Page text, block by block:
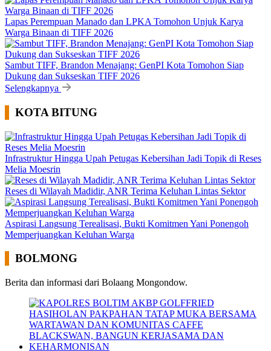
Lapas Perempuan Manado dan LPKA Tomohon Unjuk Karya
Warga Binaan di TIFF 2026
Sambut TIFF, Brandon Menajang: ​GenPI Kota Tomohon Siap
Dukung dan Sukseskan TIFF 2026
Selengkapnya
KOTA BITUNG
Infrastruktur Hingga Upah Petugas Kebersihan Jadi Topik di Reses
Melia Moesrin
Reses di Wilayah Madidir, ANR Terima Keluhan Lintas Sektor
Aspirasi Langsung Terealisasi, Bukti Komitmen Yani Ponengoh
Memperjuangkan Keluhan Warga
BOLMONG
Berita dan informasi dari Bolaang Mongondow.